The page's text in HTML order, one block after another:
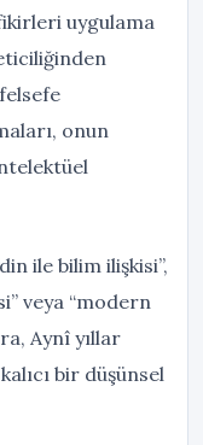
uygulama
onun
ile bilim ilişkisi”,
veya “modern
Aynî yıllar
bir düşünsel